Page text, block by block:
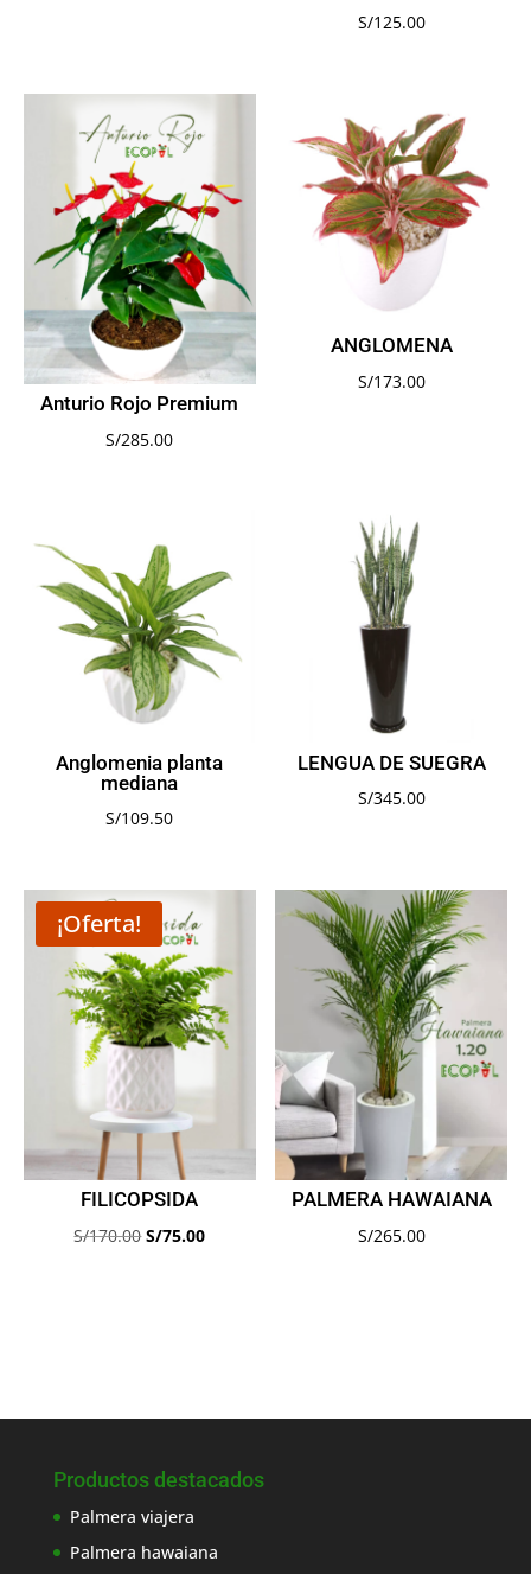
S/125.00
Anturio Rojo Premium
S/285.00
ANGLOMENA
S/173.00
Anglomenia planta
mediana
S/109.50
LENGUA DE SUEGRA
S/345.00
¡Oferta!
FILICOPSIDA
S/170.00El
S/75.00El
PALMERA HAWAIANA
S/265.00
Productos destacados
Palmera viajera
Palmera hawaiana